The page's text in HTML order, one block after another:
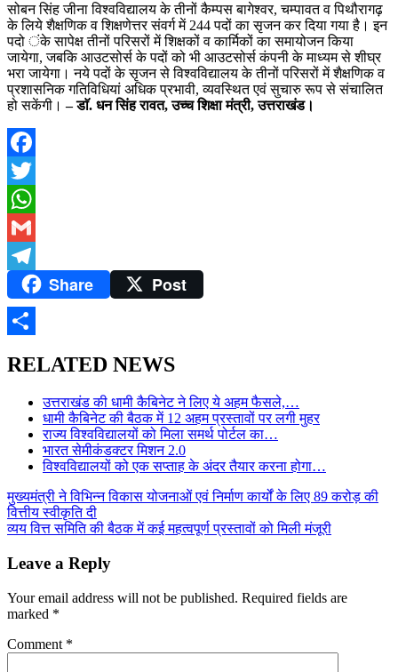
सोबन सिंह जीना विश्वविद्यालय के तीनों कैम्पस बागेश्वर, चम्पावत व पिथौरागढ़
के लिये शैक्षणिक व शिक्षणेत्तर संवर्ग में 244 पदों का सृजन कर दिया गया है। इन
पदो ंके सापेक्ष तीनों परिसरों में शिक्षकों व कार्मिकों का समायोजन किया
जायेगा, जबकि आउटसोर्स के पदों को भी आउटसोर्स कंपनी के माध्यम से शीघ्र
भरा जायेगा। नये पदों के सृजन से विश्वविद्यालय के तीनों परिसरों में शैक्षणिक व
प्रशासनिक गतिविधियां अधिक प्रभावी, व्यवस्थित एवं सुचारु रूप से संचालित
हो सकेंगी।– डाॅ. धन सिंह रावत, उच्च शिक्षा मंत्री, उत्तराखंड।
Facebook
Twitter
WhatsApp
Gmail
TelegramShare Post
RELATED NEWS
उत्तराखंड की धामी कैबिनेट ने लिए ये अहम फैसले,…
धामी कैबिनेट की बैठक में 12 अहम प्रस्तावों पर लगी मुहर
राज्य विश्वविद्यालयों को मिला समर्थ पोर्टल का…
भारत सेमीकंडक्टर मिशन 2.0
विश्वविद्यालयों को एक सप्ताह के अंदर तैयार करना होगा…
Post
navigation
मुख्यमंत्री ने विभिन्न विकास योजनाओं एवं निर्माण कार्यों के लिए 89 करोड़ की
वित्तीय स्वीकृति दी
व्यय वित्त समिति की बैठक में कई महत्वपूर्ण प्रस्तावों को मिली मंजूरी
Leave a Reply
Your email address will not be published. Required fields are
marked *
Comment *